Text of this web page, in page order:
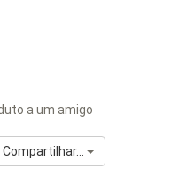
a um amigo
Compartilhar...